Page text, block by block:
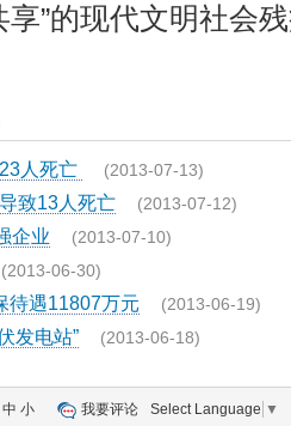
享”的现代文明社会
人死亡 (2013-07-13)
致13人死亡 (2013-07-12)
企业 (2013-07-10)
(2013-06-30)
待遇11807万元 (2013-06-19)
发电站” (2013-06-18)
中 小 我要评论 Select Language ▼